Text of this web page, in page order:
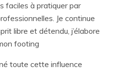
faciles à pratiquer par
Je continue
libre et détendu, j’élabore
footing
toute cette influence